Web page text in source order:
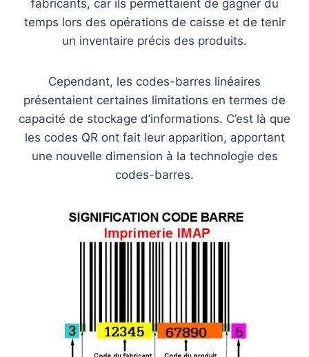
fabricants, car ils permettaient de gagner du
temps lors des opérations de caisse et de tenir
un inventaire précis des produits.
Cependant, les codes-barres linéaires
présentaient certaines limitations en termes de
capacité de stockage d’informations. C’est là que
les codes QR ont fait leur apparition, apportant
une nouvelle dimension à la technologie des
codes-barres.